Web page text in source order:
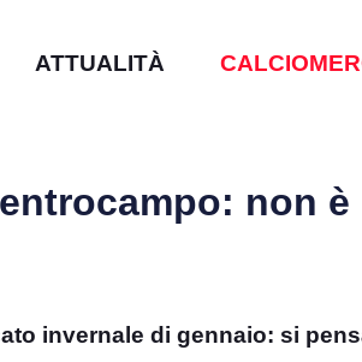
ATTUALITÀ
non è
invernale di gennaio: si